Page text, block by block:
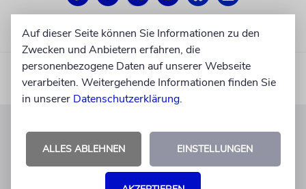
KUNDENSERVICE
+49 30 275833 0
Mo-Do 9-17 Uhr
Auf dieser Seite können Sie Informationen zu den
Zwecken und Anbietern erfahren, die
personenbezogene Daten auf unserer Webseite
verarbeiten. Weitergehende Informationen finden Sie
in unserer Datenschutzerklärung.
ALLES ABLEHNEN EINSTELLUNGEN